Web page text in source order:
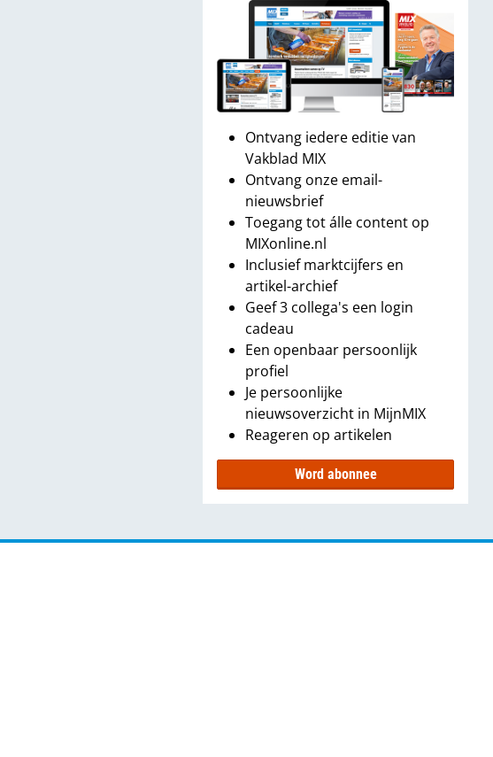
Ontvang iedere editie van
Vakblad MIX
Ontvang onze email-
nieuwsbrief
Toegang tot álle content op
MIXonline.nl
Inclusief marktcijfers en
artikel-archief
Geef 3 collega's een login
cadeau
Een openbaar persoonlijk
profiel
Je persoonlijke
nieuwsoverzicht in MijnMIX
Reageren op artikelen
Word abonnee